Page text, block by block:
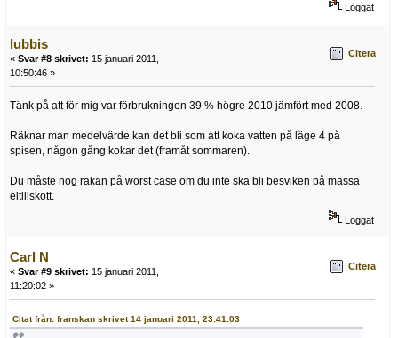
Loggat
lubbis
« Svar #8 skrivet: 15 januari 2011,
10:50:46 »
Citera
Tänk på att för mig var förbrukningen 39 % högre 2010 jämfört med 2008.
Räknar man medelvärde kan det bli som att koka vatten på läge 4 på
spisen, någon gång kokar det (framåt sommaren).
Du måste nog räkan på worst case om du inte ska bli besviken på massa
eltillskott.
Loggat
Carl N
« Svar #9 skrivet: 15 januari 2011,
11:20:02 »
Citera
Citat från: franskan skrivet 14 januari 2011, 23:41:03